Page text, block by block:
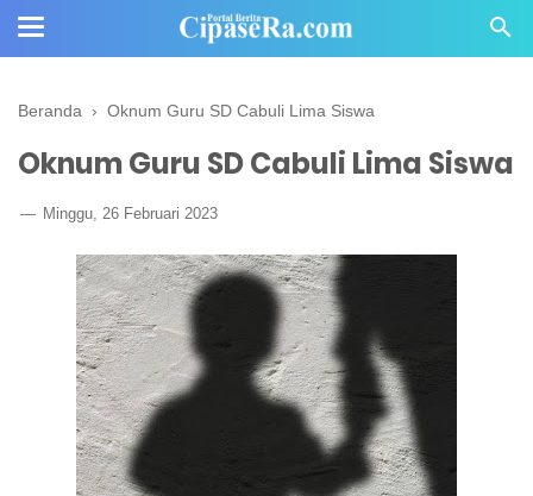
Beranda › Oknum Guru SD Cabuli Lima Siswa
Oknum Guru SD Cabuli Lima Siswa
Minggu, 26 Februari 2023